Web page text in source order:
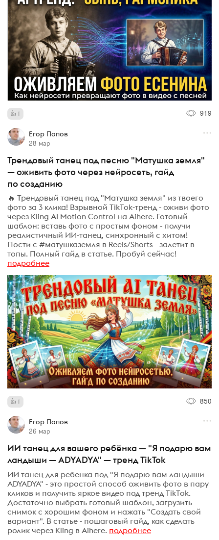
1 919
Егор Попов
28 мар
Трендовый танец под песню "Матушка земля"
— оживить фото через нейросеть, гайд
по созданию
🔥 Трендовый танец под "Матушка земля" из твоего
фото за 3 клика! Взрывной TikTok-тренд - оживи фото
через Kling AI Motion Control на Aihere. Готовый
шаблон: вставь фото с простым фоном - получи
реалистичный ИИ-танец, синхронный с хитом!
Пости с #матушказемля в Reels/Shorts - залетит в
топы. Полный гайд в статье. Пробуй сейчас!
подробнее
1 850
Егор Попов
26 мар
ИИ танец для вашего ребёнка — "Я подарю вам
ландыши — ADYADYA" — тренд TikTok
ИИ танец для ребенка под "Я подарю вам ландыши -
ADYADYA" - это простой способ оживить фото в пару
кликов и получить яркое видео под тренд TikTok.
Достаточно выбрать готовый шаблон, загрузить
снимок с хорошим фоном и нажать "Создать свой
вариант". В статье - пошаговый гайд, как сделать
ролик через Kling в Aihere. подробнее